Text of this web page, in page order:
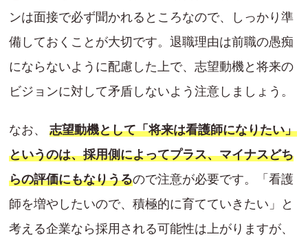
ンは面接で必ず聞かれるところなので、しっかり準
備しておくことが大切です。退職理由は前職の愚痴
にならないように配慮した上で、志望動機と将来の
ビジョンに対して矛盾しないよう注意しましょう。
なお、 志望動機として「将来は看護師になりたい」
というのは、採用側によってプラス、マイナスどち
らの評価にもなりうるので注意が必要です。「看護
師を増やしたいので、積極的に育てていきたい」と
考える企業なら採用される可能性は上がりますが、